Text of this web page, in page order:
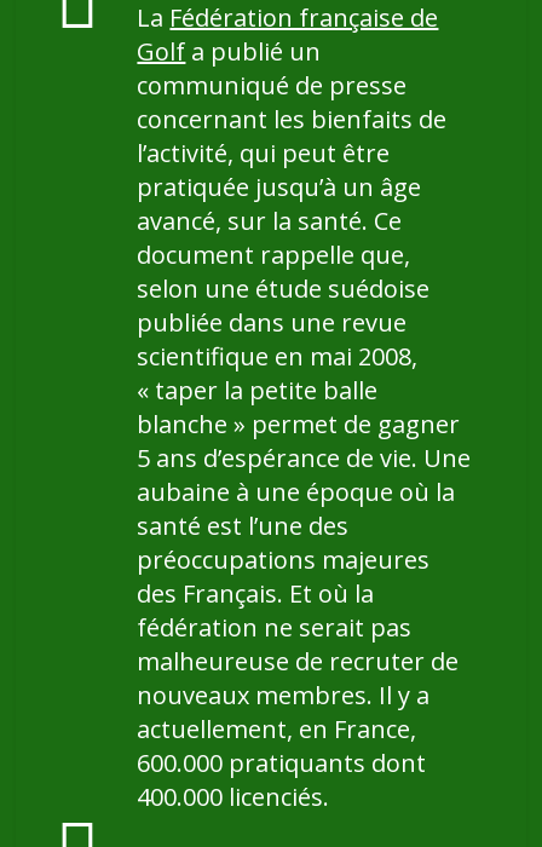
La Fédération française de
Golf a publié un
communiqué de presse
concernant les bienfaits de
l’activité, qui peut être
pratiquée jusqu’à un âge
avancé, sur la santé. Ce
document rappelle que,
selon une étude suédoise
publiée dans une revue
scientifique en mai 2008,
« taper la petite balle
blanche » permet de gagner
5 ans d’espérance de vie. Une
aubaine à une époque où la
santé est l’une des
préoccupations majeures
des Français. Et où la
fédération ne serait pas
malheureuse de recruter de
nouveaux membres. Il y a
actuellement, en France,
600.000 pratiquants dont
400.000 licenciés.